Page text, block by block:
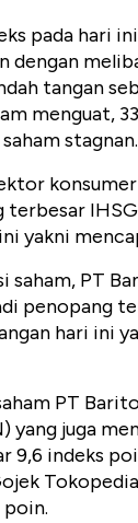
pada hari
dengan
tangan
menguat,
stagnan.
terbesar
yakni
saham, PT
penopang
hari ini
PT
yang juga
9,6 indeks
poin.